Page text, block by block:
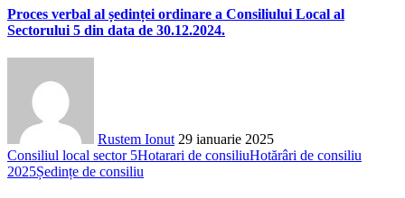
Proces verbal al ședinței ordinare a Consiliului Local al
Sectorului 5 din data de 30.12.2024.
Rustem Ionut 29 ianuarie 2025
Consiliul local sector 5Hotarari de consiliuHotărâri de consiliu
2025Ședințe de consiliu